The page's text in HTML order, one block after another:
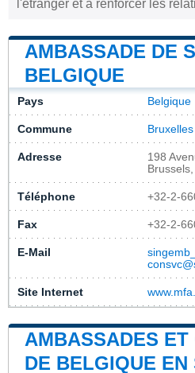
l'étranger et à renforcer les
AMBASSADE DE
BELGIQUE
Pays Belgique
Commune Bruxelles
Adresse
198
Téléphone +32-2-
Fax +32-2-
E-Mail
Site Internet
AMBASSADES ET
DE BELGIQUE EN